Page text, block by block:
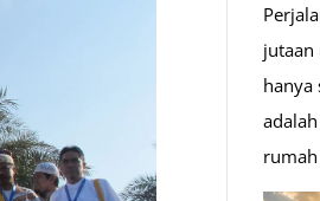
jutaan
hanya